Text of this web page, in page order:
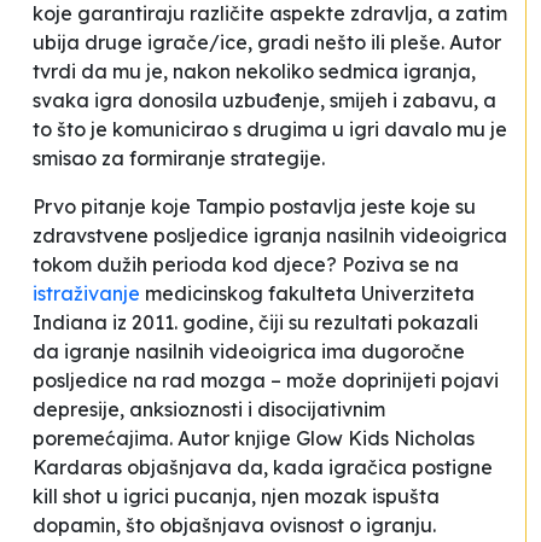
koje garantiraju različite aspekte zdravlja, a zatim
ubija druge igrače/ice, gradi nešto ili pleše. Autor
tvrdi da mu je, nakon nekoliko sedmica igranja,
svaka igra donosila uzbuđenje, smijeh i zabavu, a
to što je komunicirao s drugima u igri davalo mu je
smisao za formiranje strategije.
Prvo pitanje koje Tampio postavlja jeste koje su
zdravstvene posljedice igranja nasilnih videoigrica
tokom dužih perioda kod djece? Poziva se na
istraživanje medicinskog fakulteta Univerziteta
Indiana iz 2011. godine, čiji su rezultati pokazali
da igranje nasilnih videoigrica ima dugoročne
posljedice na rad mozga – može doprinijeti pojavi
depresije, anksioznosti i disocijativnim
poremećajima. Autor knjige Glow Kids Nicholas
Kardaras objašnjava da, kada igračica postigne
kill shot u igrici pucanja, njen mozak ispušta
dopamin, što objašnjava ovisnost o igranju.